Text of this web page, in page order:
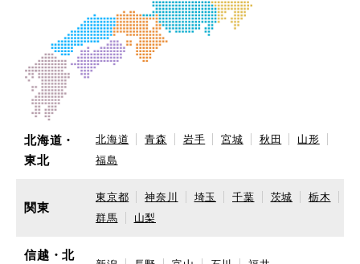
北海道・
東北
北海道 青森 岩手 宮城 秋田
山形
福島
関東
東京都 神奈川 埼玉 千葉 茨城
栃木
群馬
山梨
信越・北